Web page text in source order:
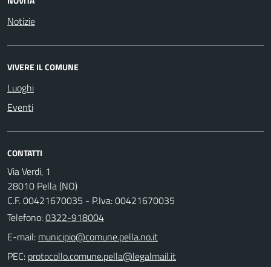
Notizie
VIVERE IL COMUNE
Luoghi
Eventi
CONTATTI
Via Verdi, 1
28010 Pella (NO)
C.F. 00421670035 - P.Iva: 00421670035
Telefono:0322-918004
E-mail:
PEC: